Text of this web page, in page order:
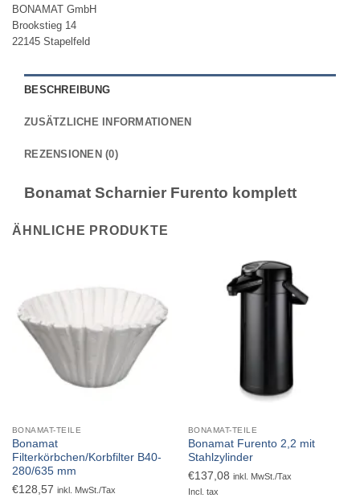
BONAMAT GmbH
Brookstieg 14
22145 Stapelfeld
BESCHREIBUNG
ZUSÄTZLICHE INFORMATIONEN
REZENSIONEN (0)
Bonamat Scharnier Furento komplett
ÄHNLICHE PRODUKTE
BONAMAT-TEILE
Bonamat
Filterkörbchen/Korbfilter B40-
280/635 mm
€128,57 inkl. MwSt./Tax
BONAMAT-TEILE
Bonamat Furento 2,2 mit
Stahlzylinder
€137,08 inkl. MwSt./Tax
Incl. tax